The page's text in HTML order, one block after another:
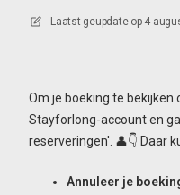
Laatst geupdate op 4
Om je boeking te bekijken
Stayforlong-account en
reserveringen'. 👤👇 Daar
Annuleer je